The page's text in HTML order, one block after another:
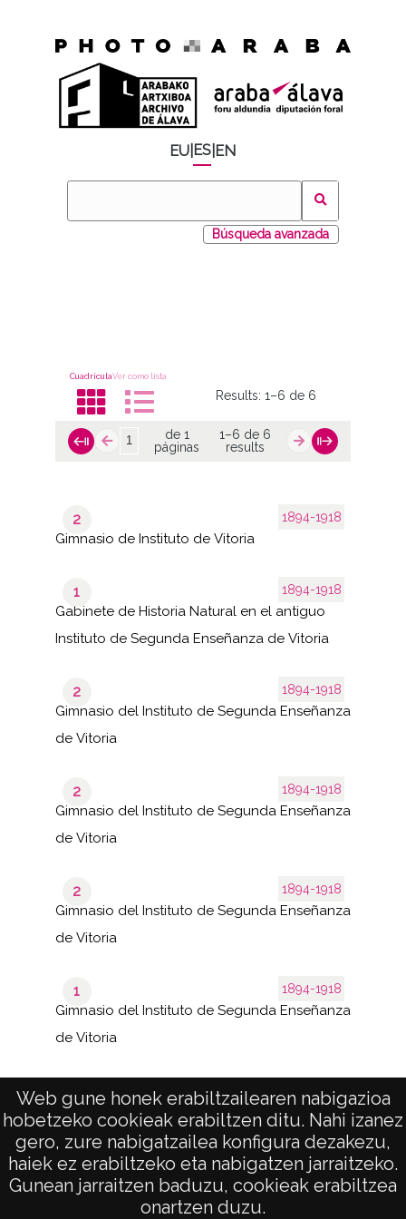
Web gune honek erabiltzailearen nabigazioa
hobetzeko cookieak erabiltzen ditu. Nahi izanez
gero, zure nabigatzailea konfigura dezakezu,
haiek ez erabiltzeko eta nabigatzen jarraitzeko.
Gunean jarraitzen baduzu, cookieak erabiltzea
onartzen duzu.
EU ES EN
Búsqueda avanzada
CuadrículaVer como lista
Results:1–6 de 6
de 1
páginas
1–6 de 6
results
1894-1918
2
Gimnasio de Instituto de Vitoria
1894-1918
1
Gabinete de Historia Natural en el antiguo
Instituto de Segunda Enseñanza de Vitoria
1894-1918
2
Gimnasio del Instituto de Segunda Enseñanza
de Vitoria
1894-1918
2
Gimnasio del Instituto de Segunda Enseñanza
de Vitoria
1894-1918
2
Gimnasio del Instituto de Segunda Enseñanza
de Vitoria
1894-1918
1
Gimnasio del Instituto de Segunda Enseñanza
de Vitoria
de 1
páginas
1–6
de 6
results